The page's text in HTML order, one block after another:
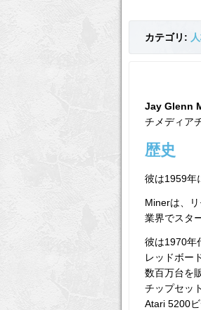
カテゴリ:
Jay Glenn
チメディア
歴史
彼は1959年
Minerは、
業界でスタ
彼は1970年
レッドボー
数百万台を
チップセッ
Atari 5200